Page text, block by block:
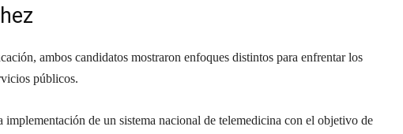
ambos candidatos mostraron enfoques distintos para enfrentar los
públicos.
de un sistema nacional de telemedicina con el objetivo de